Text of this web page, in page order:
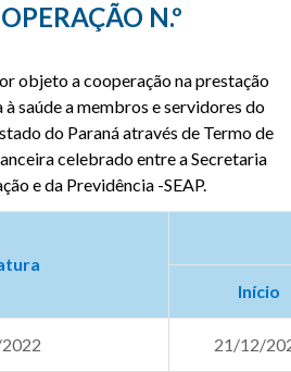
N.º
objeto a cooperação na prestação
saúde a membros e servidores do
do Paraná através de Termo de
celebrado entre a Secretaria
e da Previdência -SEAP.
Início
21/12/